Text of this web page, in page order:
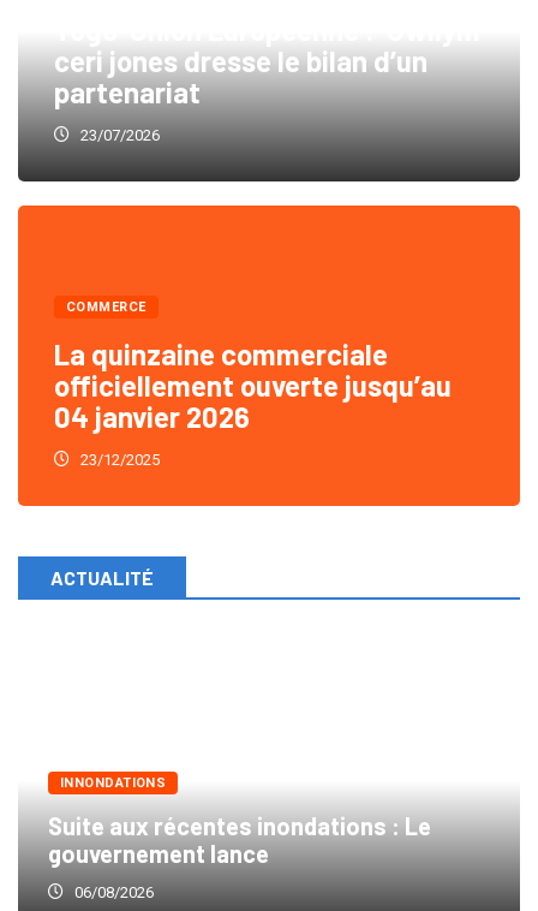
ceri jones dresse le bilan d’un
partenariat
23/07/2026
COMMERCE
La quinzaine commerciale
officiellement ouverte jusqu’au
04 janvier 2026
23/12/2025
ACTUALITÉ
INNONDATIONS
Suite aux récentes inondations : Le
gouvernement lance
06/08/2026